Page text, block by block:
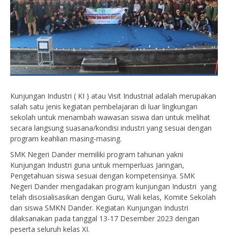
Kunjungan Industri ( KI ) atau Visit Industrial adalah merupakan
salah satu jenis kegiatan pembelajaran di luar lingkungan
sekolah untuk menambah wawasan siswa dan untuk melihat
secara langsung suasana/kondisi industri yang sesuai dengan
program keahlian masing-masing.
SMK Negeri Dander memiliki program tahunan yakni
Kunjungan Industri guna untuk memperluas Jaringan,
Pengetahuan siswa sesuai dengan kompetensinya. SMK
Negeri Dander mengadakan program kunjungan Industri yang
telah disosialisasikan dengan Guru, Wali kelas, Komite Sekolah
dan siswa SMKN Dander. Kegiatan Kunjungan Industri
dilaksanakan pada tanggal 13-17 Desember 2023 dengan
peserta seluruh kelas XI.